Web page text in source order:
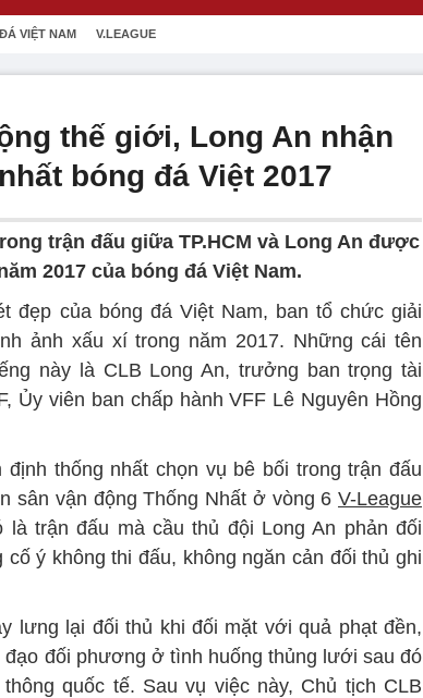
VIỆT NAM V.LEAGUE
thế giới, Long An nhận
bóng đá Việt 2017
trận đấu giữa TP.HCM và Long An được
2017 của bóng đá Việt Nam.
đẹp của bóng đá Việt Nam, ban tổ chức giải
ảnh xấu xí trong năm 2017. Những cái tên
này là CLB Long An, trưởng ban trọng tài
Ủy viên ban chấp hành VFF Lê Nguyên Hồng
thống nhất chọn vụ bê bối trong trận đấu
sân vận động Thống Nhất ở vòng 6 V-League
trận đấu mà cầu thủ đội Long An phản đối
ý không thi đấu, không ngăn cản đối thủ ghi
lưng lại đối thủ khi đối mặt với quả phạt đền,
đối phương ở tình huống thủng lưới sau đó
quốc tế. Sau vụ việc này, Chủ tịch CLB